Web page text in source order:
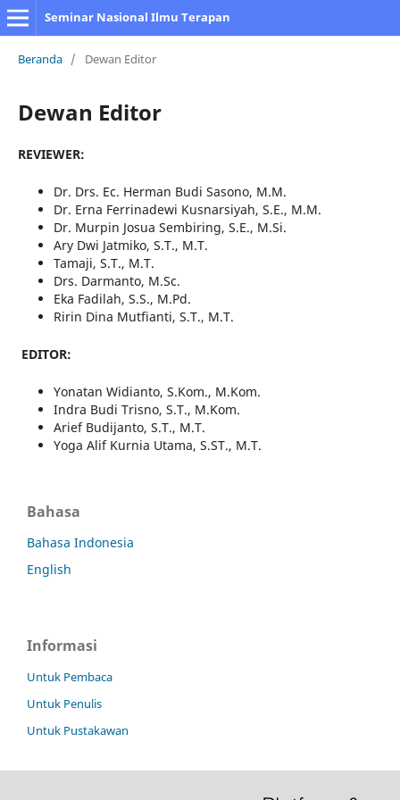
Seminar Nasional Ilmu Terapan
Beranda / Dewan Editor
Dewan Editor
REVIEWER:
Dr. Drs. Ec. Herman Budi Sasono, M.M.
Dr. Erna Ferrinadewi Kusnarsiyah, S.E., M.M.
Dr. Murpin Josua Sembiring, S.E., M.Si.
Ary Dwi Jatmiko, S.T., M.T.
Tamaji, S.T., M.T.
Drs. Darmanto, M.Sc.
Eka Fadilah, S.S., M.Pd.
Ririn Dina Mutfianti, S.T., M.T.
EDITOR:
Yonatan Widianto, S.Kom., M.Kom.
Indra Budi Trisno, S.T., M.Kom.
Arief Budijanto, S.T., M.T.
Yoga Alif Kurnia Utama, S.ST., M.T.
Bahasa
Bahasa Indonesia
English
Informasi
Untuk Pembaca
Untuk Penulis
Untuk Pustakawan